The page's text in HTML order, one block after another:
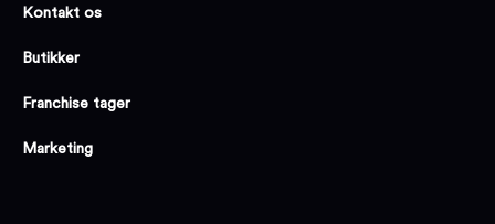
Kontakt os
Butikker
Franchise tager
Marketing